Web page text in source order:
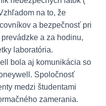
na to, že
a bezpečnosť pri
a za hodinu,
laboratória.
bola aj komunikácia so
Spoločnosť
medzi študentami
zamerania.